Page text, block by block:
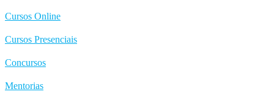
Cursos Online
Cursos Presenciais
Concursos
Mentorias